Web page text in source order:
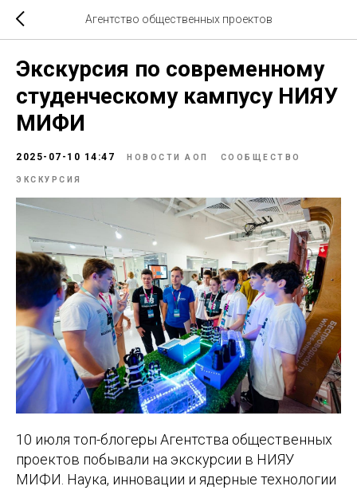
Агентство общественных проектов
Экскурсия по современному
студенческому кампусу НИЯУ
МИФИ
2025-07-10 14:47 НОВОСТИ АОП СООБЩЕСТВО
ЭКСКУРСИЯ
10 июля топ-блогеры Агентства общественных
проектов побывали на экскурсии в НИЯУ
МИФИ. Наука, инновации и ядерные технологии